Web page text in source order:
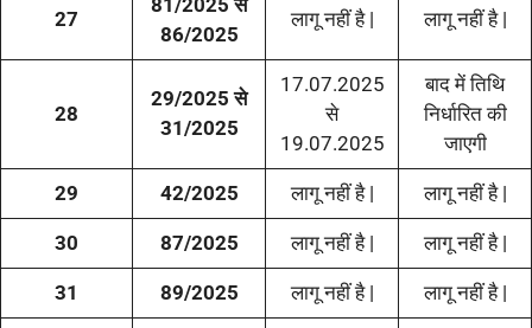
27
86/2025
लागू नहीं है | लागू नहीं है |
28
29/2025 से
31/2025
17.07.2025
से
19.07.2025
बाद में तिथि
निर्धारित की
जाएगी
29 42/2025 लागू नहीं है | लागू नहीं है |
30 87/2025 लागू नहीं है | लागू नहीं है |
31 89/2025 लागू नहीं है | लागू नहीं है |